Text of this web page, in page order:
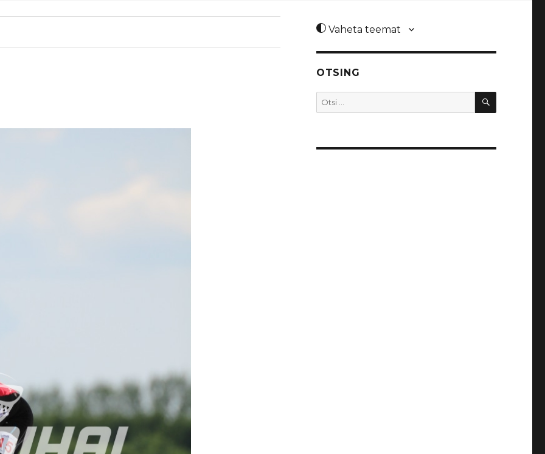
Vaheta teemat
OTSING
Otsi: OTSI